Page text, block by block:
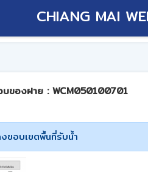
CHIANG MAI
ของฝาย : WCM050100701
ขอบเขตพื้นที่รับน้ำ